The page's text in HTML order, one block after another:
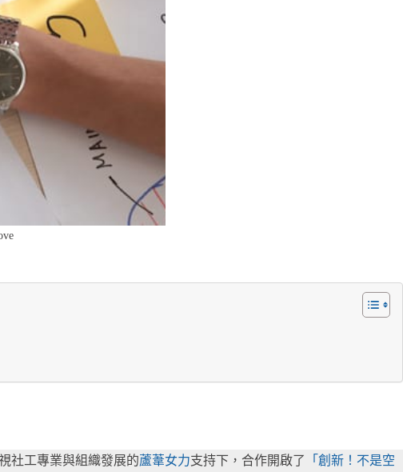
社工專業與組織發展的蘆葦女力支持下，合作開啟了
「創新！不是空